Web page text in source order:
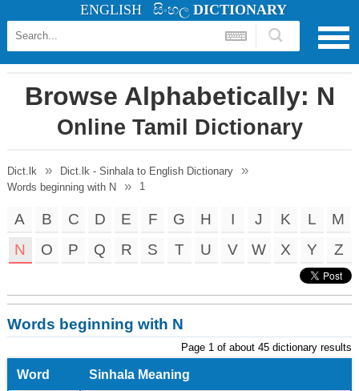
Browse Alphabetically: N
Online Tamil Dictionary
Dict.lk
Dict.lk - Sinhala to English Dictionary
Words beginning with N
1
A B C D E F G H I J K L
M
N
O P Q R S T U V W X Y Z
Words beginning with N
Page 1 of about 45 dictionary results
Word
Sinhala Meaning
ENGLISH සිංහල DICTIONARY